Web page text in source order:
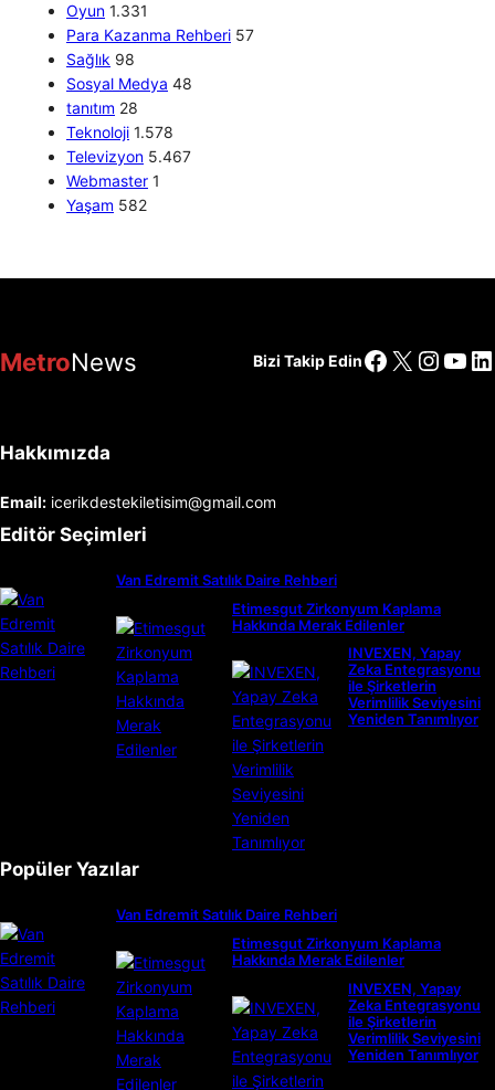
Oyun 1.331
Para Kazanma Rehberi 57
Sağlık 98
Sosyal Medya 48
tanıtım 28
Teknoloji 1.578
Televizyon 5.467
Webmaster 1
Yaşam 582
MetroNews Bizi Takip EdinFacebook
X
Hakkımızda
Email: icerikdestekiletisim@gmail.com
Editör Seçimleri
Van Edremit Satılık Daire Rehberi
Etimesgut Zirkonyum Kaplama
Hakkında Merak Edilenler
INVEXEN, Yapay
Zeka Entegrasyonu
ile Şirketlerin
Verimlilik Seviyesini
Yeniden Tanımlıyor
Popüler Yazılar
Van Edremit Satılık Daire Rehberi
Etimesgut Zirkonyum Kaplama
Hakkında Merak Edilenler
INVEXEN, Yapay
Zeka Entegrasyonu
ile Şirketlerin
Verimlilik Seviyesini
Yeniden Tanımlıyor